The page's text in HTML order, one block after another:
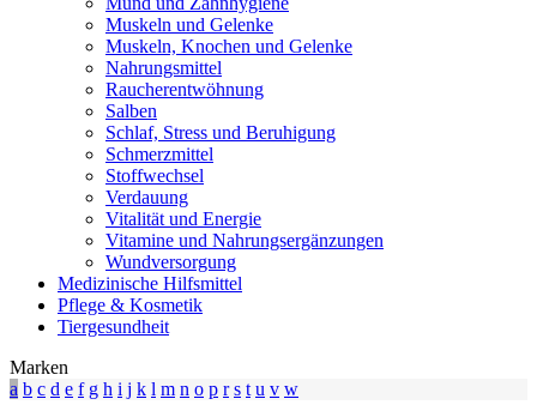
Muskeln und Gelenke
Muskeln, Knochen und Gelenke
Nahrungsmittel
Raucherentwöhnung
Salben
Schlaf, Stress und Beruhigung
Schmerzmittel
Stoffwechsel
Verdauung
Vitalität und Energie
Vitamine und Nahrungsergänzungen
Wundversorgung
Medizinische Hilfsmittel
Pflege & Kosmetik
Tiergesundheit
Marken
a b c d e f g h i j k l m n o p r s t u v w